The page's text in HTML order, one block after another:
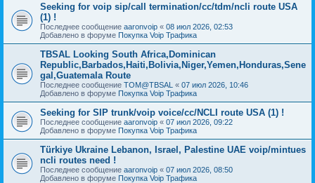
Seeking for voip sip/call termination/cc/tdm/ncli route USA
(1) !
Последнее сообщение aaronvoip « 08 июл 2026, 02:53
Добавлено в форуме Покупка Voip Трафика
TBSAL Looking South Africa,Dominican
Republic,Barbados,Haiti,Bolivia,Niger,Yemen,Honduras,Sene
gal,Guatemala Route
Последнее сообщение TOM@TBSAL « 07 июл 2026, 10:46
Добавлено в форуме Покупка Voip Трафика
Seeking for SIP trunk/voip voice/cc/NCLI route USA (1) !
Последнее сообщение aaronvoip « 07 июл 2026, 09:22
Добавлено в форуме Покупка Voip Трафика
Türkiye Ukraine Lebanon, Israel, Palestine UAE voip/mintues
ncli routes need !
Последнее сообщение aaronvoip « 07 июл 2026, 08:50
Добавлено в форуме Покупка Voip Трафика